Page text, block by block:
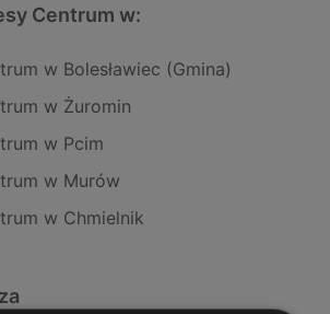
Centrum w:
w Bolesławiec (Gmina)
w Żuromin
w Pcim
w Murów
w Chmielnik